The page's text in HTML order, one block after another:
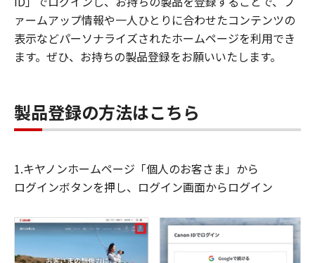
ァームアップ情報や一人ひとりに合わせたコンテンツの
表示などパーソナライズされたホームページを利用でき
ます。ぜひ、お持ちの製品登録をお願いいたします。
製品登録の方法はこちら
1.キヤノンホームページ「個人のお客さま」から
ログインボタンを押し、ログイン画面からログイン